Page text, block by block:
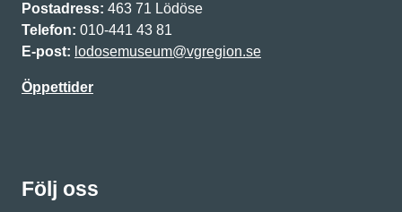
Postadress: 463 71 Lödöse
Telefon: 010-441 43 81
E-post: lodosemuseum@vgregion.se
Öppettider
Följ oss